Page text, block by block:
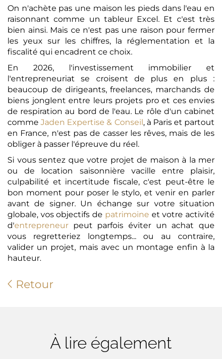
On n'achète pas une maison les pieds dans l'eau en
raisonnant comme un tableur Excel. Et c'est très
bien ainsi. Mais ce n'est pas une raison pour fermer
les yeux sur les chiffres, la réglementation et la
fiscalité qui encadrent ce choix.
En 2026, l'investissement immobilier et
l'entrepreneuriat se croisent de plus en plus :
beaucoup de dirigeants, freelances, marchands de
biens jonglent entre leurs projets pro et ces envies
de respiration au bord de l'eau. Le rôle d'un cabinet
commeJaden Expertise & Conseil, à Paris et partout
en France, n'est pas de casser les rêves, mais de les
obliger à passer l'épreuve du réel.
Si vous sentez que votre projet de maison à la mer
ou de location saisonnière vacille entre plaisir,
culpabilité et incertitude fiscale, c'est peut-être le
bon moment pour poser le stylo, et venir en parler
avant de signer. Un échange sur votre situation
globale, vos objectifs de patrimoine et votre activité
d'entrepreneur peut parfois éviter un achat que
vous regretteriez longtemps... ou au contraire,
valider un projet, mais avec un montage enfin à la
hauteur.
Retour
À lire également